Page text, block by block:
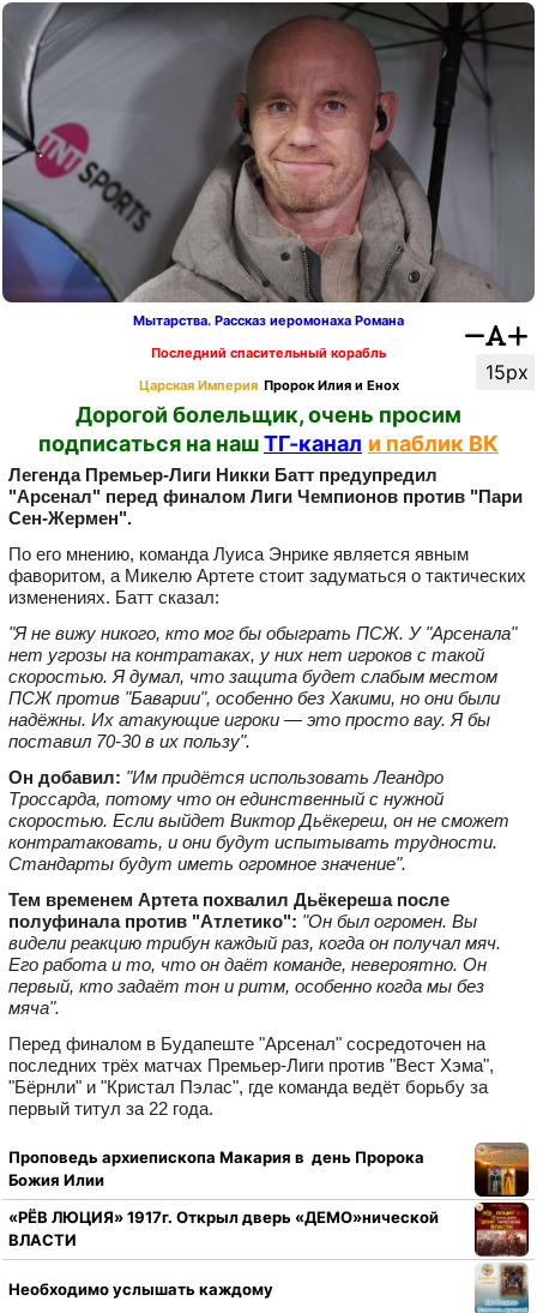
15px
Мытарства. Рассказ иеромонаха Романа
Последний спасительный корабль
Царская Империя Пророк Илия и Енох
Дорогой болельщик, очень просим
подписаться на нашТГ-канал и паблик ВК
Легенда Премьер‑Лиги Никки Батт предупредил
"Арсенал" перед финалом Лиги Чемпионов против "Пари
Сен‑Жермен".
По его мнению, команда Луиса Энрике является явным
фаворитом, а Микелю Артете стоит задуматься о тактических
изменениях. Батт сказал:
"Я не вижу никого, кто мог бы обыграть ПСЖ. У "Арсенала"
нет угрозы на контратаках, у них нет игроков с такой
скоростью. Я думал, что защита будет слабым местом
ПСЖ против "Баварии", особенно без Хакими, но они были
надёжны. Их атакующие игроки — это просто вау. Я бы
поставил 70-30 в их пользу".
Он добавил: "Им придётся использовать Леандро
Троссарда, потому что он единственный с нужной
скоростью. Если выйдет Виктор Дьёкереш, он не сможет
контратаковать, и они будут испытывать трудности.
Стандарты будут иметь огромное значение".
Тем временем Артета похвалил Дьёкереша после
полуфинала против "Атлетико": "Он был огромен. Вы
видели реакцию трибун каждый раз, когда он получал мяч.
Его работа и то, что он даёт команде, невероятно. Он
первый, кто задаёт тон и ритм, особенно когда мы без
мяча".
Перед финалом в Будапеште "Арсенал" сосредоточен на
последних трёх матчах Премьер‑Лиги против "Вест Хэма",
"Бёрнли" и "Кристал Пэлас", где команда ведёт борьбу за
первый титул за 22 года.
Проповедь архиепископа Макария в день Пророка
Божия Илии
«РЁВ ЛЮЦИЯ» 1917г. Открыл дверь «ДЕМО»нической
ВЛАСТИ
Необходимо услышать каждому